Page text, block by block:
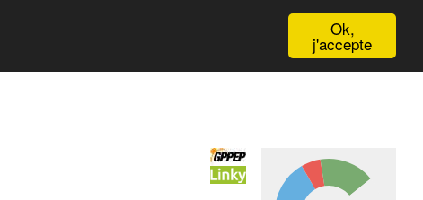
Ok,
j'accepte